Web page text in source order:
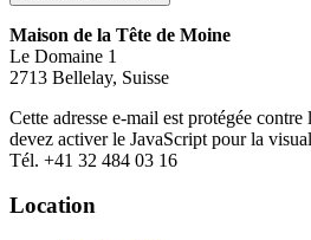
Maison de la Tête de Moine
Le Domaine 1
2713 Bellelay, Suisse
Cette adresse e-mail est protégée
devez activer le JavaScript pour la
Tél. +41 32 484 03 16
Location